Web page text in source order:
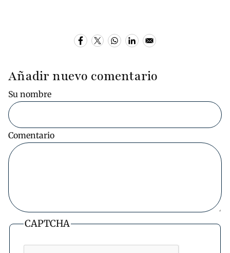
Añadir nuevo comentario
Su nombre
Comentario
CAPTCHA